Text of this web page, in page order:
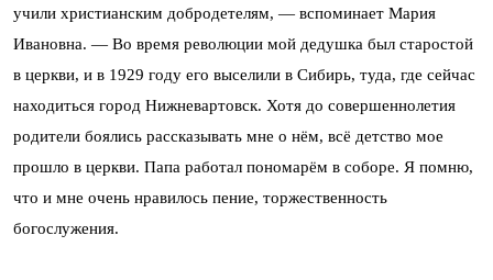
учили христианским добродетелям, — вспоминает Мария
Ивановна. — Во время революции мой дедушка был старостой
в церкви, и в 1929 году его выселили в Сибирь, туда, где сейчас
находиться город Нижневартовск. Хотя до совершеннолетия
родители боялись рассказывать мне о нём, всё детство мое
прошло в церкви. Папа работал пономарём в соборе. Я помню,
что и мне очень нравилось пение, торжественность
богослужения.